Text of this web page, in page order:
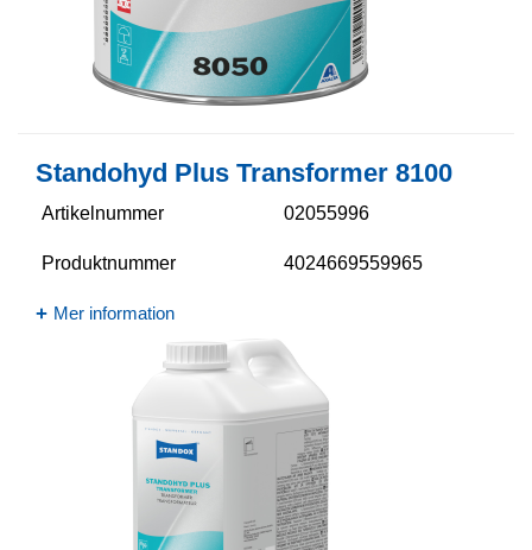
Standohyd Plus Transformer 8100
Artikelnummer 02055996
Produktnummer 4024669559965
Mer information